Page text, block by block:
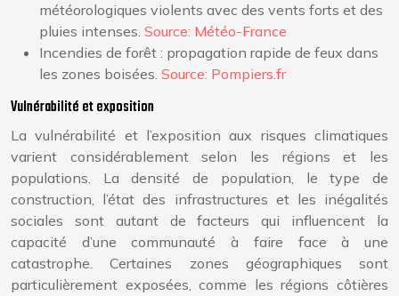
météorologiques violents avec des vents forts et des
pluies intenses. Source: Météo-France
Incendies de forêt : propagation rapide de feux dans
les zones boisées. Source: Pompiers.fr
Vulnérabilité et exposition
La vulnérabilité et l’exposition aux risques climatiques
varient considérablement selon les régions et les
populations. La densité de population, le type de
construction, l’état des infrastructures et les inégalités
sociales sont autant de facteurs qui influencent la
capacité d’une communauté à faire face à une
catastrophe. Certaines zones géographiques sont
particulièrement exposées, comme les régions côtières